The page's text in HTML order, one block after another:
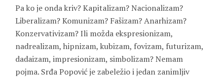
Pa ko je onda kriv? Kapitalizam? Nacionalizam?
Liberalizam? Komunizam? Fašizam? Anarhizam?
Konzervativizam? Ili možda ekspresionizam,
nadrealizam, hipnizam, kubizam, fovizam, futurizam,
dadaizam, impresionizam, simbolizam? Nemam
pojma. Srđa Popović je zabeležio i jedan zanimljiv